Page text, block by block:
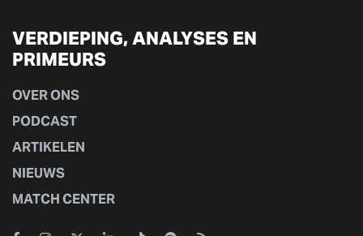
VERDIEPING, ANALYSES EN
PRIMEURS
OVER ONS
PODCAST
ARTIKELEN
NIEUWS
MATCH CENTER